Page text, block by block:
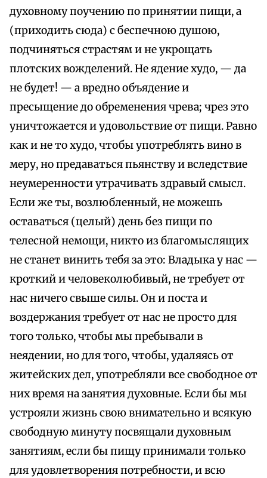
духовному поучению по принятии пищи, а
(приходить сюда) с беспечною душою,
подчиняться страстям и не укрощать
плотских вожделений. Не ядение худо, — да
не будет! — а вредно объядение и
пресыщение до обременения чрева; чрез это
уничтожается и удовольствие от пищи. Равно
как и не то худо, чтобы употреблять вино в
меру, но предаваться пьянству и вследствие
неумеренности утрачивать здравый смысл.
Если же ты, возлюбленный, не можешь
оставаться (целый) день без пищи по
телесной немощи, никто из благомыслящих
не станет винить тебя за это: Владыка у нас —
кроткий и человеколюбивый, не требует от
нас ничего свыше силы. Он и поста и
воздержания требует от нас не просто для
того только, чтобы мы пребывали в
неядении, но для того, чтобы, удаляясь от
житейских дел, употребляли все свободное от
них время на занятия духовные. Если бы мы
устрояли жизнь свою внимательно и всякую
свободную минуту посвящали духовным
занятиям, если бы пищу принимали только
для удовлетворения потребности, и всю